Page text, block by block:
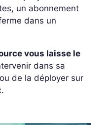
un abonnement
dans un
vous laisse le
dans sa
de la déployer sur